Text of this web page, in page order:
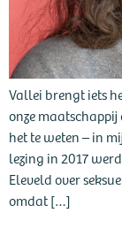
Vallei brengt iets
onze
het te weten – in
lezing in 2017
Eleveld over
omdat […]